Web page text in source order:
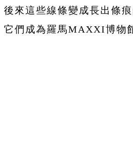
後來這些線條變成長出條痕
它們成為羅馬MAXXI博物